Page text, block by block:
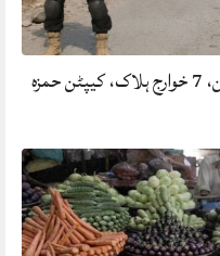
ہنگو میں سکیورٹی فورسز کا آپریشن، 7 خوارج ہلاک، کیپٹن حمزہ